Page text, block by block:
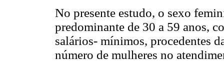
No presente estudo, o sexo
predominante de 30 a 59 anos,
salários- mínimos, procedentes
número de mulheres no